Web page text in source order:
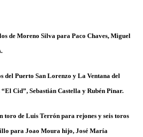
de Moreno Silva para Paco Chaves, Miguel
.
del Puerto San Lorenzo y La Ventana del
El Cid”, Sebastián Castella y Rubén Pinar.
toro de Luis Terrón para rejones y seis toros
para Joao Moura hijo, José María